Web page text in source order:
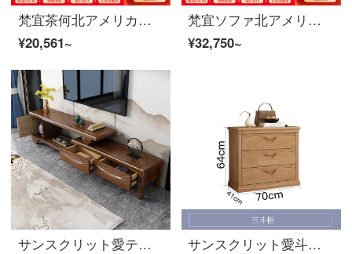
梵宜茶何北アメリカ黒胡桃の木の実の木の茶の何の小さい家型のアメリカン茶何は簡単に茶の引き出しを持ってお茶のテーブルを浸します。
¥20,561~
梵宜ソファ北アメリカ黒胡桃の木の実木ソファ1+2+3セットの布芸単双三人のソファーの大きさと部屋型のアメリカンソファを簡単に予約します。8 W 05シングルルームは北アメリカの黒胡桃の木です。
¥32,750~
サンスクリット愛テレビキャビネットの新しい中国式ゴムの木の家具は、リビング家具のテレビキャビネットの組み立てに伸縮することができます。
サンスクリット愛斗キャビネット中国の木の重箱大容量のキャビネットのゴムの木の引き出しの戸棚の家具の3斗の箱の胡桃の色